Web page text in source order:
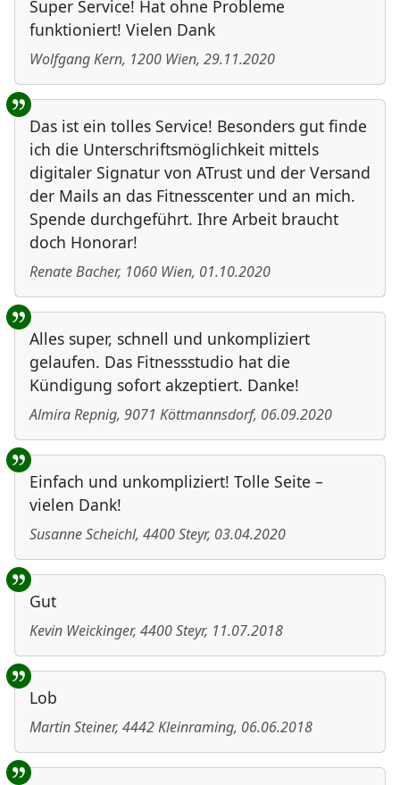
Super Service! Hat ohne Probleme
funktioniert! Vielen Dank
Wolfgang Kern, 1200 Wien, 29.11.2020
Das ist ein tolles Service! Besonders gut finde
ich die Unterschriftsmöglichkeit mittels
digitaler Signatur von ATrust und der Versand
der Mails an das Fitnesscenter und an mich.
Spende durchgeführt. Ihre Arbeit braucht
doch Honorar!
Renate Bacher, 1060 Wien, 01.10.2020
Alles super, schnell und unkompliziert
gelaufen. Das Fitnessstudio hat die
Kündigung sofort akzeptiert. Danke!
Almira Repnig, 9071 Köttmannsdorf, 06.09.2020
Einfach und unkompliziert! Tolle Seite –
vielen Dank!
Susanne Scheichl, 4400Steyr, 03.04.2020
Gut
Kevin Weickinger, 4400Steyr, 11.07.2018
Lob
Martin Steiner, 4442Kleinraming, 06.06.2018